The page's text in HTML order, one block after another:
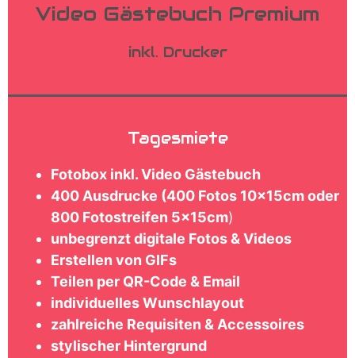
Video Gästebuch Premium
inkl. Drucker
Tagesmiete
Fotobox inkl. Video Gästebuch
400 Ausdrucke (400 Fotos 10x15cm oder
800 Fotostreifen 5x15cm)
unbegrenzt digitale Fotos & Videos
Erstellen von GIFs
Teilen per QR-Code & Email
individuelles Wunschlayout
zahlreiche Requisiten & Accessoires
stylischer Hintergrund